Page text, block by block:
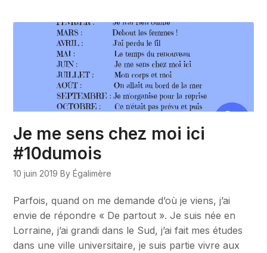
Je me sens chez moi ici
#10dumois
10 juin 2019 By Égalimère
Parfois, quand on me demande d’où je viens, j’ai
envie de répondre « De partout ». Je suis née en
Lorraine, j’ai grandi dans le Sud, j’ai fait mes études
dans une ville universitaire, je suis partie vivre aux